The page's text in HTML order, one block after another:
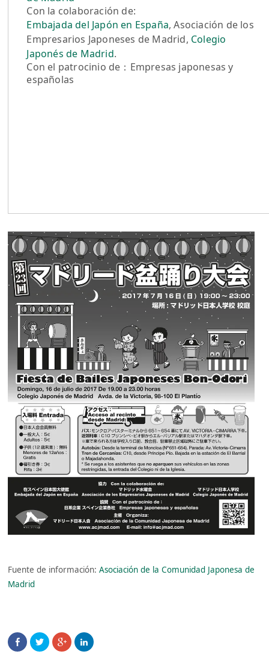
Con la colaboración de:
Embajada del Japón en España, Asociación de los
Empresarios Japoneses de Madrid, Colegio
Japonés de Madrid.
Con el patrocinio de：Empresas japonesas y
españolas
Fuente de información:Asociación de la Comunidad Japonesa de
Madrid